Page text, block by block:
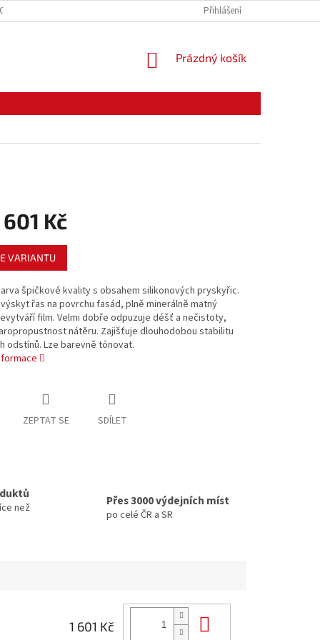
ZBOŽÍ PODMÍNKY OCHRANY
Přihlášení
NÁKUPNÍ
Prázdný košík
601 Kč
VARIANTU
špičkové kvality s obsahem silikonových pryskyřic.
řas na povrchu fasád, plně minerálně matný
film. Velmi dobře odpuzuje déšť a nečistoty,
nátěru. Zajišťuje dlouhodobou stabilitu
odstínů. Lze barevně tónovat.
ZEPTAT SE SDÍLET
než
Přes 3000 výdejních míst
po celé ČR a SR
1 601 Kč